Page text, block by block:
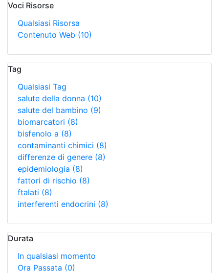
Voci Risorse
Qualsiasi Risorsa
Contenuto Web (10)
Tag
Qualsiasi Tag
salute della donna (10)
salute del bambino (9)
biomarcatori (8)
bisfenolo a (8)
contaminanti chimici (8)
differenze di genere (8)
epidemiologia (8)
fattori di rischio (8)
ftalati (8)
interferenti endocrini (8)
Durata
In qualsiasi momento
Ora Passata (0)